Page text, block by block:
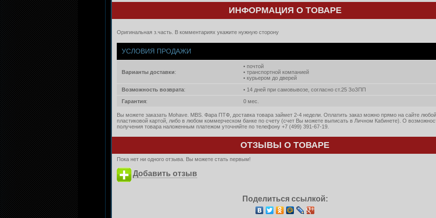
ИНФОРМАЦИЯ О ТОВАРЕ
Оригинальная з.часть. В комментариях укажите нужную сторону
УСЛОВИЯ ПРОДАЖИ
Варианты доставки:
• почтой
• транспортной компанией
• курьером до дверей
Возможность возврата:
• 14 дней при самовывозе, согласно ст.25 ЗоЗПП
Гарантия: 0 мес.
Вы можете заказать Mohave. MBS. Фара ПТФ, доставка товара займет 2-4 недели. Оплатить заказ можно прямо на сайте любой
пластиковой картой, либо в любом коммерческом банке по счету (счет Вы можете выписать в Личном Кабинете). О
получения товара наложенным платежом уточняйте по телефону +7 (499) 391-67-19.
ОТЗЫВЫ О ТОВАРЕ
Пока нет ни одного отзыва. Вы можете стать первым!
Добавить отзыв
Поделиться ссылкой: